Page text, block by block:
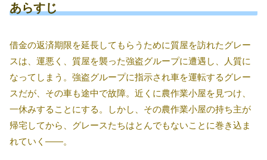
あらすじ
借金の返済期限を延長してもらうために質屋を訪れたグレー
スは、運悪く、質屋を襲った強盗グループに遭遇し、人質に
なってしまう。強盗グループに指示され車を運転するグレー
スだが、その車も途中で故障。近くに農作業小屋を見つけ、
一休みすることにする。しかし、その農作業小屋の持ち主が
帰宅してから、グレースたちはとんでもないことに巻き込ま
れていく――。